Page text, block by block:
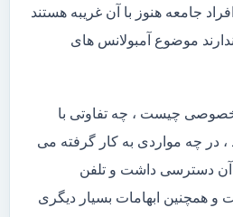
جامعه هنوز با آن غریبه هستند
موضوع آمبولانس های
خصوصی چیست ، چه تفاوتی با
، در چه مواردی به کار گرفته می
آن دسترسی داشت و تلفن
همچنین ابهامات بسیار دیگری